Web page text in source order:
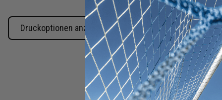
Druckoptionen anzeigen
Zum
Anfang
der